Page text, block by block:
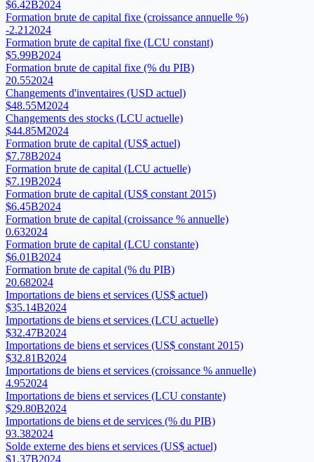
$6.42B2024
Formation brute de capital fixe (croissance annuelle %)
-2.21 2024
Formation brute de capital fixe (LCU constant)
$5.99B2024
Formation brute de capital fixe (% du PIB)
20.552024
Changements d'inventaires (USD actuel)
$48.55M2024
Changements des stocks (LCU actuelle)
$44.85M2024
Formation brute de capital (US$ actuel)
$7.78B2024
Formation brute de capital (LCU actuelle)
$7.19B2024
Formation brute de capital (US$ constant 2015)
$6.45B2024
Formation brute de capital (croissance % annuelle)
0.632024
Formation brute de capital (LCU constante)
$6.01B2024
Formation brute de capital (% du PIB)
20.682024
Importations de biens et services (US$ actuel)
$35.14B2024
Importations de biens et services (LCU actuelle)
$32.47B2024
Importations de biens et services (US$ constant 2015)
$32.81B2024
Importations de biens et services (croissance % annuelle)
4.952024
Importations de biens et services (LCU constante)
$29.80B2024
Importations de biens et de services (% du PIB)
93.382024
Solde externe des biens et services (US$ actuel)
$1.37B2024